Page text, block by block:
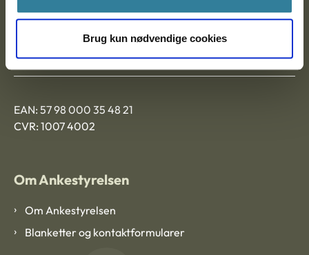
Brug kun nødvendige cookies
Ankestyrelsen Aalborg
Ankestyrelsen København
EAN: 57 98 000 35 48 21
CVR: 1007 4002
Om Ankestyrelsen
Om Ankestyrelsen
Blanketter og kontaktformularer